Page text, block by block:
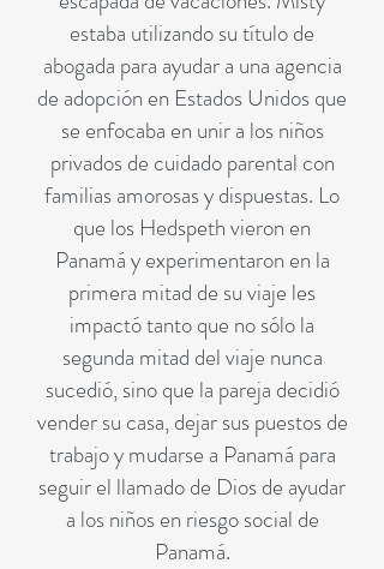
estaba utilizando su título de
abogada para ayudar a una agencia
de adopción en Estados Unidos que
se enfocaba en unir a los niños
privados de cuidado parental con
familias amorosas y dispuestas. Lo
que los Hedspeth vieron en
Panamá y experimentaron en la
primera mitad de su viaje les
impactó tanto que no sólo la
segunda mitad del viaje nunca
sucedió, sino que la pareja decidió
vender su casa, dejar sus puestos de
trabajo y mudarse a Panamá para
seguir el llamado de Dios de ayudar
a los niños en riesgo social de
Panamá.